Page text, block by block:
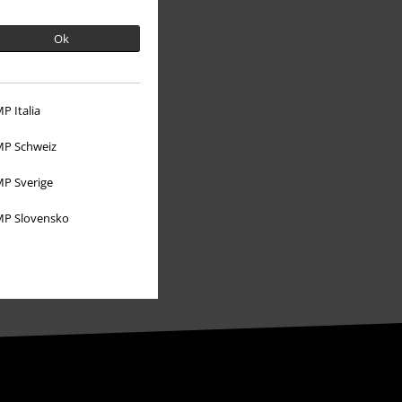
Ok
Italia
Schweiz
Sverige
Slovensko
Programa de Afiliados
Sostenibilidad